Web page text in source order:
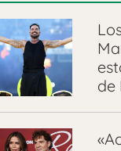
de